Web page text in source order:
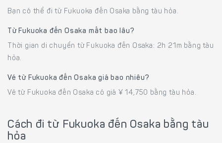
Bạn có thể đi từ Fukuoka đến Osaka bằng tàu hỏa.
Từ Fukuoka đến Osaka mất bao lâu?
Thời gian di chuyển từ Fukuoka đến Osaka: 2h 21m bằng tàu
hỏa.
Vé từ Fukuoka đến Osaka giá bao nhiêu?
Vé từ Fukuoka đến Osaka có giá ¥ 14,750 bằng tàu hỏa.
Cách đi từ Fukuoka đến Osaka bằng tàu
hỏa